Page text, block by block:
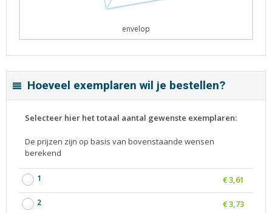
envelop
Hoeveel exemplaren wil je bestellen?
Selecteer hier het totaal aantal gewenste exemplaren:
De prijzen zijn op basis van bovenstaande wensen
berekend
1
2
€ 3,61
€ 3,73